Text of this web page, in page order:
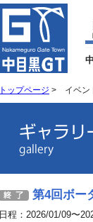
トップページ > イベン
第4回ボー
日程：2026/01/09〜